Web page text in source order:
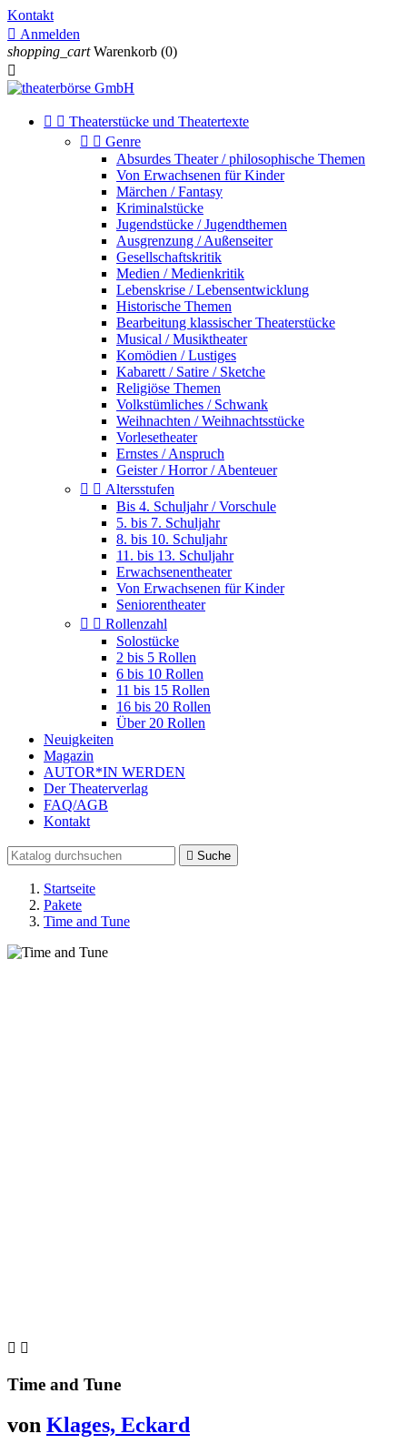
Kontakt
 Anmelden
shopping_cart Warenkorb (0)

  Theaterstücke und Theatertexte
  Genre
Absurdes Theater / philosophische Themen
Von Erwachsenen für Kinder
Märchen / Fantasy
Kriminalstücke
Jugendstücke / Jugendthemen
Ausgrenzung / Außenseiter
Gesellschaftskritik
Medien / Medienkritik
Lebenskrise / Lebensentwicklung
Historische Themen
Bearbeitung klassischer Theaterstücke
Musical / Musiktheater
Komödien / Lustiges
Kabarett / Satire / Sketche
Religiöse Themen
Volkstümliches / Schwank
Weihnachten / Weihnachtsstücke
Vorlesetheater
Ernstes / Anspruch
Geister / Horror / Abenteuer
  Altersstufen
Bis 4. Schuljahr / Vorschule
5. bis 7. Schuljahr
8. bis 10. Schuljahr
11. bis 13. Schuljahr
Erwachsenentheater
Von Erwachsenen für Kinder
Seniorentheater
  Rollenzahl
Solostücke
2 bis 5 Rollen
6 bis 10 Rollen
11 bis 15 Rollen
16 bis 20 Rollen
Über 20 Rollen
Neuigkeiten
Magazin
AUTOR*IN WERDEN
Der Theaterverlag
FAQ/AGB
Kontakt
 Suche
Startseite
Pakete
Time and Tune
 
Time and Tune
von Klages, Eckard